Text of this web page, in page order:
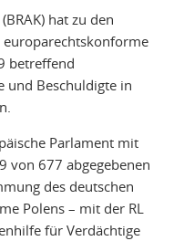
hat zu den
betreffend
und Beschuldigte in
Parlament mit
von 677 abgegebenen
des deutschen
Polens – mit der RL
für Verdächtige